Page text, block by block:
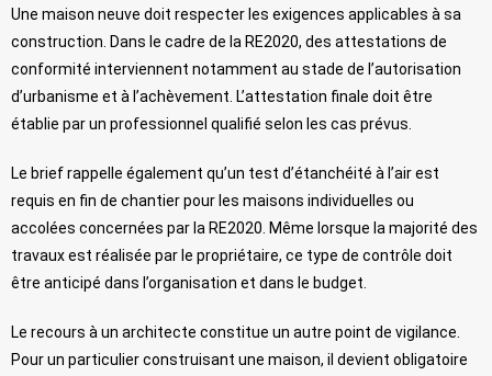
Une maison neuve doit respecter les exigences applicables à sa
construction. Dans le cadre de la RE2020, des attestations de
conformité interviennent notamment au stade de l’autorisation
d’urbanisme et à l’achèvement. L’attestation finale doit être
établie par un professionnel qualifié selon les cas prévus.
Le brief rappelle également qu’un test d’étanchéité à l’air est
requis en fin de chantier pour les maisons individuelles ou
accolées concernées par la RE2020. Même lorsque la majorité des
travaux est réalisée par le propriétaire, ce type de contrôle doit
être anticipé dans l’organisation et dans le budget.
Le recours à un architecte constitue un autre point de vigilance.
Pour un particulier construisant une maison, il devient obligatoire